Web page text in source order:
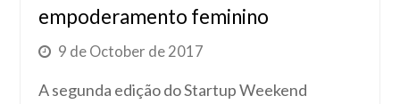
empoderamento feminino
9 de October de 2017
A segunda edição do Startup Weekend